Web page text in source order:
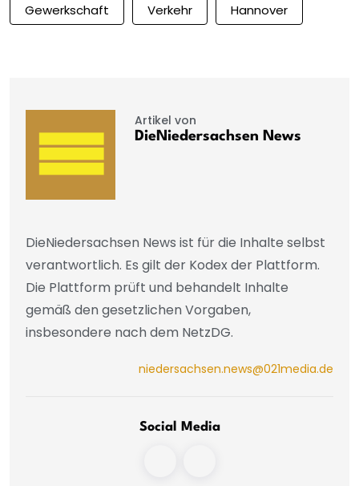
Gewerkschaft Verkehr Hannover
Artikel von
DieNiedersachsen News
DieNiedersachsen News ist für die Inhalte selbst
verantwortlich. Es gilt der Kodex der Plattform.
Die Plattform prüft und behandelt Inhalte
gemäß den gesetzlichen Vorgaben,
insbesondere nach dem NetzDG.
niedersachsen.news@021media.de
Social Media